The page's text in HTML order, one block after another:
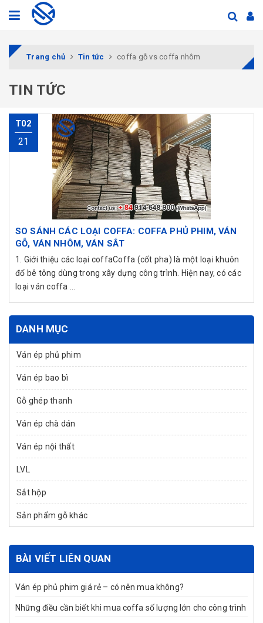
Trang chủ Tin tức coffa gỗ vs coffa nhôm
TIN TỨC
T02
21
SO SÁNH CÁC LOẠI COFFA: COFFA PHỦ PHIM, VÁN
GỖ, VÁN NHÔM, VÁN SẮT
1. Giới thiệu các loại coffaCoffa (cốt pha) là một loại khuôn
đổ bê tông dùng trong xây dựng công trình. Hiện nay, có các
loại ván coffa ...
DANH MỤC
Ván ép phủ phim
Ván ép bao bì
Gỗ ghép thanh
Ván ép chà dán
Ván ép nội thất
LVL
Sắt hộp
Sản phẩm gỗ khác
BÀI VIẾT LIÊN QUAN
Ván ép phủ phim giá rẻ – có nên mua không?
Những điều cần biết khi mua coffa số lượng lớn cho công trình